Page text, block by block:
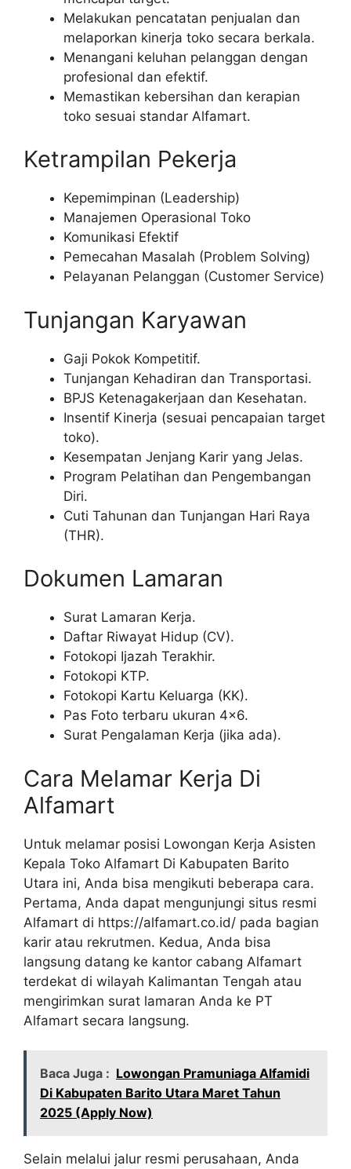
Melakukan pencatatan penjualan dan
melaporkan kinerja toko secara berkala.
Menangani keluhan pelanggan dengan
profesional dan efektif.
Memastikan kebersihan dan kerapian
toko sesuai standar Alfamart.
Ketrampilan Pekerja
Kepemimpinan (Leadership)
Manajemen Operasional Toko
Komunikasi Efektif
Pemecahan Masalah (Problem Solving)
Pelayanan Pelanggan (Customer Service)
Tunjangan Karyawan
Gaji Pokok Kompetitif.
Tunjangan Kehadiran dan Transportasi.
BPJS Ketenagakerjaan dan Kesehatan.
Insentif Kinerja (sesuai pencapaian target
toko).
Kesempatan Jenjang Karir yang Jelas.
Program Pelatihan dan Pengembangan
Diri.
Cuti Tahunan dan Tunjangan Hari Raya
(THR).
Dokumen Lamaran
Surat Lamaran Kerja.
Daftar Riwayat Hidup (CV).
Fotokopi Ijazah Terakhir.
Fotokopi KTP.
Fotokopi Kartu Keluarga (KK).
Pas Foto terbaru ukuran 4×6.
Surat Pengalaman Kerja (jika ada).
Cara Melamar Kerja Di
Alfamart
Untuk melamar posisi Lowongan Kerja Asisten
Kepala Toko Alfamart Di Kabupaten Barito
Utara ini, Anda bisa mengikuti beberapa cara.
Pertama, Anda dapat mengunjungi situs resmi
Alfamart di https://alfamart.co.id/ pada bagian
karir atau rekrutmen. Kedua, Anda bisa
langsung datang ke kantor cabang Alfamart
terdekat di wilayah Kalimantan Tengah atau
mengirimkan surat lamaran Anda ke PT
Alfamart secara langsung.
Baca Juga : Lowongan Pramuniaga Alfamidi
Di Kabupaten Barito Utara Maret Tahun
2025 (Apply Now)
Selain melalui jalur resmi perusahaan, Anda